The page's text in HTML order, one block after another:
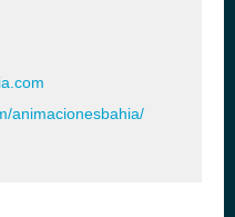
animacionesbahia/